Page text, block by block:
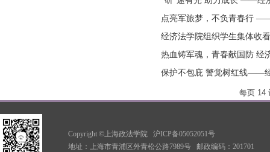
点亮军旅梦，不负青春行
经济法学院组织学生集体收
热血铸军魂，青春献国防 经
保护不包庇 警觉树红线——
每页 14
Copyright ©上海政法学院 沪ICP备05052051号
地址：上海市青浦区外青松公路7989号 邮政编码：201701